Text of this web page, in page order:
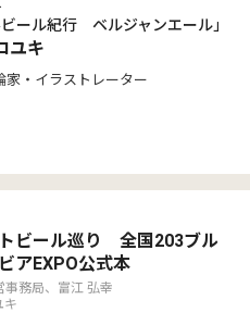
ール紀行 ベルジャンエール」
ユキ
家・イラストレーター
ビール巡り 全国203ブル
アEXPO公式本
事務局、富江 弘幸
キ